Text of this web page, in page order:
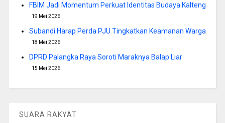
FBIM Jadi Momentum Perkuat Identitas Budaya Kalteng
19 Mei 2026
Subandi Harap Perda PJU Tingkatkan Keamanan Warga
18 Mei 2026
DPRD Palangka Raya Soroti Maraknya Balap Liar
15 Mei 2026
SUARA RAKYAT